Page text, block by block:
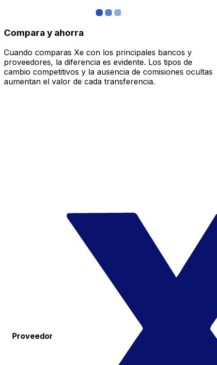
Compara y ahorra
Cuando comparas Xe con los principales bancos y
proveedores, la diferencia es evidente. Los tipos de
cambio competitivos y la ausencia de comisiones ocultas
aumentan el valor de cada transferencia.
Proveedor